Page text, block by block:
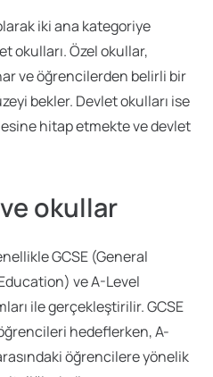
iki ana kategoriye
okulları. Özel okullar,
ve öğrencilerden belirli bir
bekler. Devlet okulları ise
hitap etmekte ve devlet
okullar
GCSE (General
ve A-Level
ile gerçekleştirilir. GCSE
hedeflerken, A-
öğrencilere yönelik